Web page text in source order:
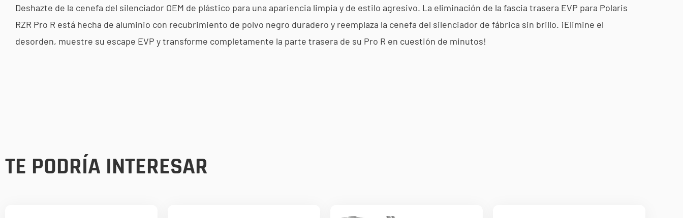
Deshazte de la cenefa del silenciador OEM de plástico para una apariencia limpia y de estilo agresivo. La eliminación de la fascia trasera EVP para Polaris
RZR Pro R está hecha de aluminio con recubrimiento de polvo negro duradero y reemplaza la cenefa del silenciador de fábrica sin brillo. ¡Elimine el
desorden, muestre su escape EVP y transforme completamente la parte trasera de su Pro R en cuestión de minutos!
TE PODRÍA INTERESAR